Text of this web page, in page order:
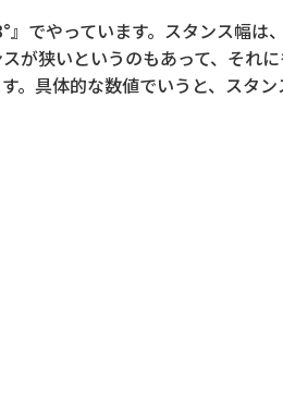
』でやっています。スタンス幅は
が狭いというのもあって、それ
。具体的な数値でいうと、スタ